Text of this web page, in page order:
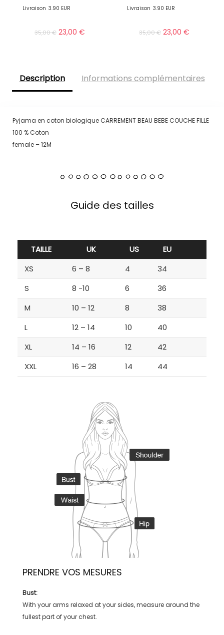
Livraison 3.90 EUR
35,00€ 23,00 €
Livraison 3.90 EUR
35,00€ 23,00 €
Description Informations complémentaires
Pyjama en coton biologique CARREMENT BEAU BEBE COUCHE FILLE
100 % Coton
female – 12M
Guide des tailles
TAILLE UK US
EU
XS
6 – 8 4
34
S
8 -10 6
36
M
10 – 12 8
38
L
12 – 14 10
40
XL
14 – 16 12
42
XXL
16 – 28 14 44
PRENDRE VOS MESURES
Bust:
With your arms relaxed at your sides, measure around the
fullest part of your chest.